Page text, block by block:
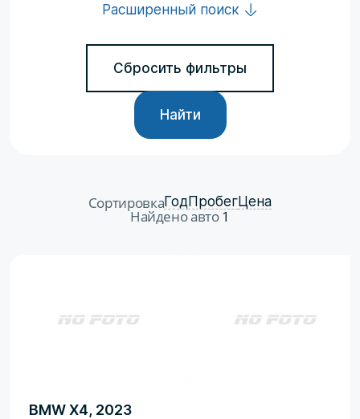
Расширенный поиск
Сбросить фильтры
Найти
СортировкаГодПробегЦена
Найдено авто1
BMW X4, 2023